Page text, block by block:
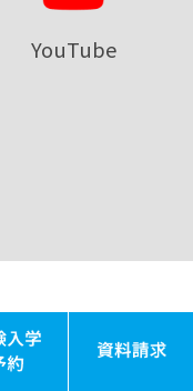
見学・個別相
体験入
YouTube
イド